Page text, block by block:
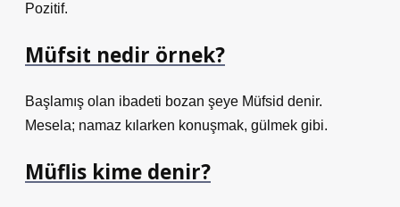
Pozitif.
Müfsit nedir örnek?
Başlamış olan ibadeti bozan şeye Müfsid denir.
Mesela; namaz kılarken konuşmak, gülmek gibi.
Müflis kime denir?